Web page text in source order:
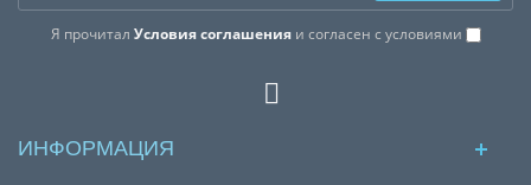
Я прочитал Условия соглашенияи согласен с условиями
ИНФОРМАЦИЯ